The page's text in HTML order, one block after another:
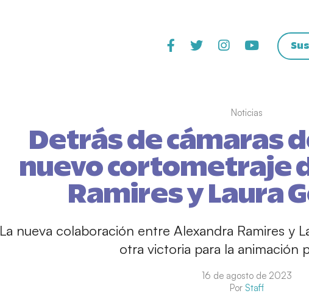
Noticias
Detrás de cámaras
nuevo cortometraje
Ramires y Laura
La nueva colaboración entre Alexandra Ramires y
otra victoria para la animación
16 de agosto de 2023
Por Staff